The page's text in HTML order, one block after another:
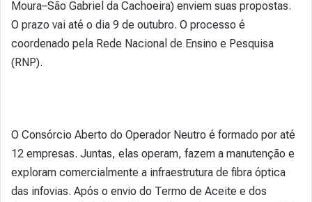
Moura–São Gabriel da Cachoeira) enviem suas propostas.
O prazo vai até o dia 9 de outubro. O processo é
coordenado pela Rede Nacional de Ensino e Pesquisa
(RNP).
O Consórcio Aberto do Operador Neutro é formado por até
12 empresas. Juntas, elas operam, fazem a manutenção e
exploram comercialmente a infraestrutura de fibra óptica
das infovias. Após o envio do Termo de Aceite e dos